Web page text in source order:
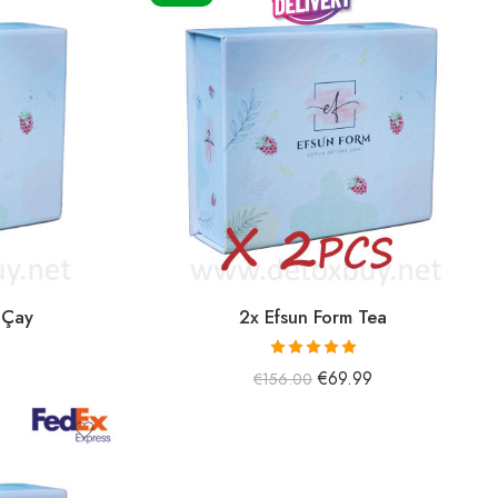
2x Efsun Form Tea
5 üzerinden
€156.00 €69.99